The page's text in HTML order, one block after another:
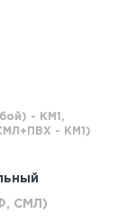
- КМ1,
- КМ1)
СМЛ)